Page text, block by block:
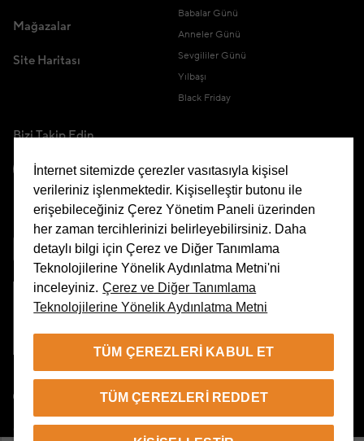
Mağazalar
Site Haritası
Babalar Günü
Anneler Günü
Sevgililer Günü
Yılbaşı
Black Friday
Bizi Takip Edin
Uygulamamızı İndirin
© 2026 Beymen Tüm Hakları Saklıdır
İnternet sitemizde çerezler vasıtasıyla kişisel
verileriniz işlenmektedir. Kişiselleştir butonu ile
erişebileceğiniz Çerez Yönetim Paneli üzerinden
her zaman tercihlerinizi belirleyebilirsiniz. Daha
detaylı bilgi için Çerez ve Diğer Tanımlama
Teknolojilerine Yönelik Aydınlatma Metni'ni
inceleyiniz. Çerez ve Diğer Tanımlama
Teknolojilerine Yönelik Aydınlatma Metni
TÜM ÇEREZLERI KABUL ET
TÜM ÇEREZLERI REDDET